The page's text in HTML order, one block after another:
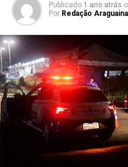
Publicado 1 ano atrás
Por Redação